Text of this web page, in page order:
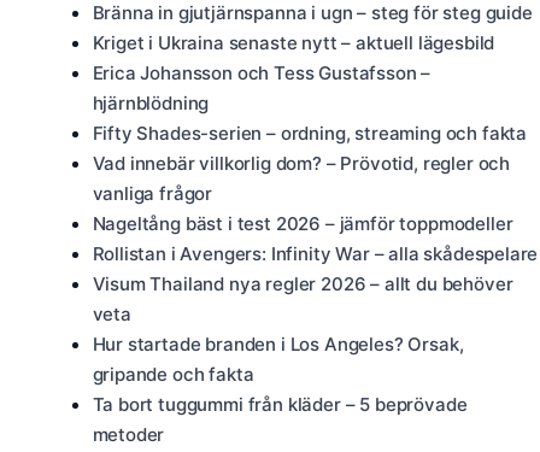
Bränna in gjutjärnspanna i ugn – steg för steg guide
Kriget i Ukraina senaste nytt – aktuell lägesbild
Erica Johansson och Tess Gustafsson –
hjärnblödning
Fifty Shades-serien – ordning, streaming och fakta
Vad innebär villkorlig dom? – Prövotid, regler och
vanliga frågor
Nageltång bäst i test 2026 – jämför toppmodeller
Rollistan i Avengers: Infinity War – alla skådespelare
Visum Thailand nya regler 2026 – allt du behöver
veta
Hur startade branden i Los Angeles? Orsak,
gripande och fakta
Ta bort tuggummi från kläder – 5 beprövade
metoder